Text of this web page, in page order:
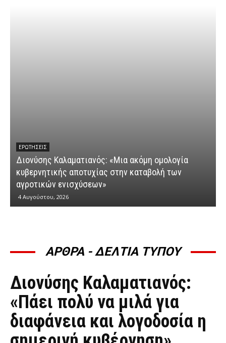
ΕΡΩΤΉΣΕΙΣ
Διονύσης Καλαματιανός: «Μια ακόμη ομολογία
κυβερνητικής αποτυχίας στην καταβολή των
αγροτικών ενισχύσεων»
4 Αυγούστου, 2026
ΑΡΘΡΑ - ΔΕΛΤΙΑ ΤΥΠΟΥ
ΆΡΘΡΑ - ΔΕΛΤΊΑ ΤΎΠΟΥ
Διονύσης Καλαματιανός:
«Πάει πολύ να μιλά για
διαφάνεια και λογοδοσία η